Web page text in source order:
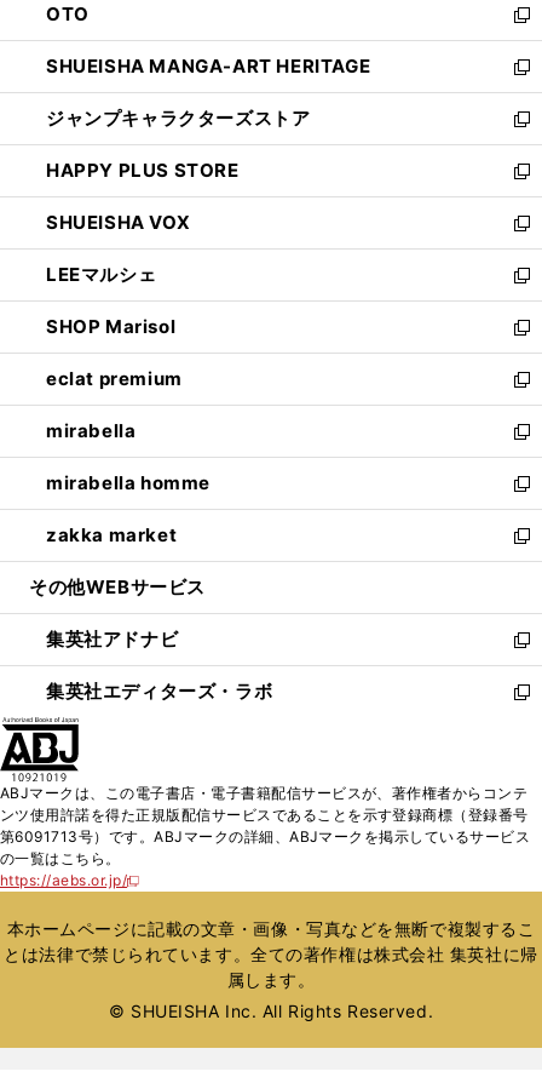
で
開
く
ド
ウ
で
開
く
OTO
新
し
い
ウ
ィ
ン
ド
ウ
で
開
く
SHUEISHA MANGA-ART HERITAGE
新
し
い
ウ
ィ
ン
ド
ウ
で
開
く
ジャンプキャラクターズストア
新
し
い
ウ
ィ
ン
ド
ウ
で
開
く
HAPPY PLUS STORE
新
し
い
ウ
ィ
ン
ド
ウ
で
開
く
SHUEISHA VOX
新
し
い
ウ
ィ
ン
ド
ウ
で
開
く
LEEマルシェ
新
し
い
ウ
ィ
ン
ド
ウ
で
開
く
SHOP Marisol
新
し
い
ウ
ィ
ン
ド
ウ
で
開
eclat premium
新
し
い
ウ
ィ
ン
ド
ウ
開
く
mirabella
新
し
い
ウ
ィ
ン
ウ
で
開
く
mirabella homme
新
し
い
ウ
ン
ド
ウ
で
zakka market
新
し
ウ
ィ
ン
ド
く
その他WEBサービス
集英社アドナビ
新
し
い
ド
ウ
で
集英社エディターズ・ラボ
新
ィ
ン
ド
開
く
ABJマークは、この電子書店・電子書籍配信サービスが、著作権者からコンテ
ンツ使用許諾を得た正規版配信サービスであることを示す登録商標（登録番号
第6091713号）です。ABJマークの詳細、ABJマークを掲示しているサービス
の一覧はこちら。
https://aebs.or.jp/
新
い
ウ
ィ
ウ
本ホームページに記載の文章・画像・写真などを無断で複製するこ
とは法律で禁じられています。全ての著作権は株式会社 集英社に帰
属します。
© SHUEISHA Inc. All Rights Reserved.